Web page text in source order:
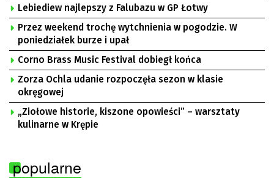
Lebiediew najlepszy z Falubazu w GP Łotwy
Przez weekend trochę wytchnienia w pogodzie. W
poniedziałek burze i upał
Corno Brass Music Festival dobiegł końca
Zorza Ochla udanie rozpoczęła sezon w klasie
okręgowej
„Ziołowe historie, kiszone opowieści” – warsztaty
kulinarne w Krępie
popularne